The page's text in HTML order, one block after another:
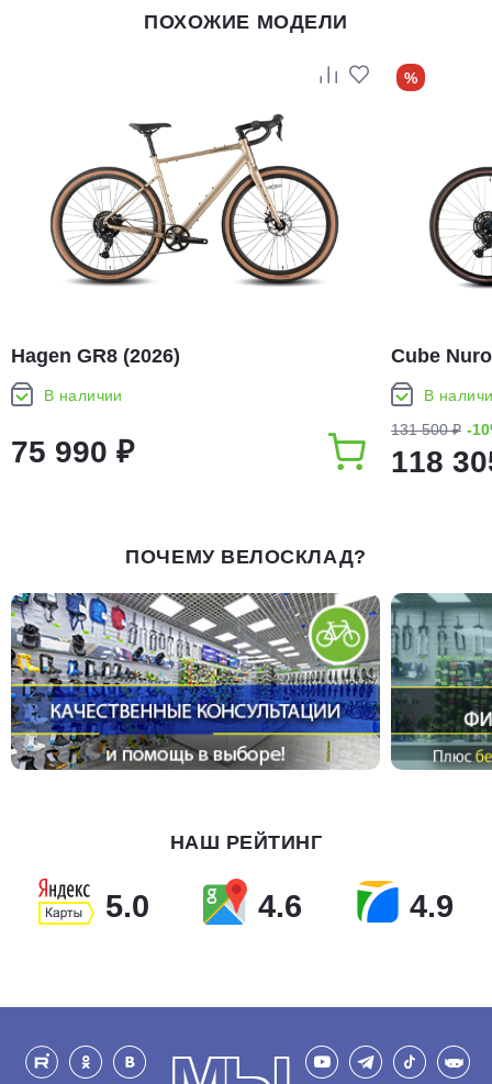
ПОХОЖИЕ МОДЕЛИ
Hagen GR8 (2026)
В наличии
75 990 ₽
%
Cube
В
131 500 ₽ -
118
ПОЧЕМУ ВЕЛОСКЛАД?
НАШ РЕЙТИНГ
5.0 4.6 4.9